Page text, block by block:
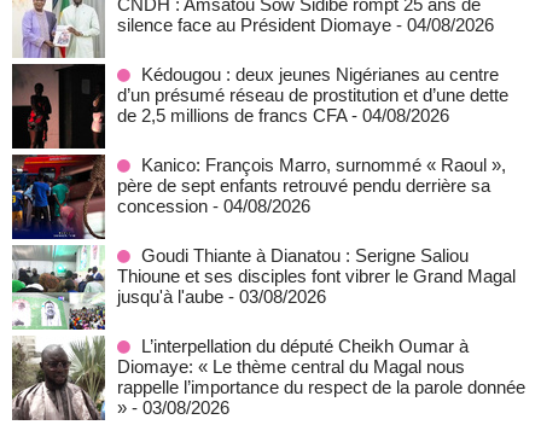
CNDH : Amsatou Sow Sidibé rompt 25 ans de
silence face au Président Diomaye - 04/08/2026
Kédougou : deux jeunes Nigérianes au centre
d’un présumé réseau de prostitution et d’une dette
de 2,5 millions de francs CFA - 04/08/2026
Kanico: François Marro, surnommé « Raoul »,
père de sept enfants retrouvé pendu derrière sa
concession - 04/08/2026
Goudi Thiante à Dianatou : Serigne Saliou
Thioune et ses disciples font vibrer le Grand Magal
jusqu'à l'aube - 03/08/2026
L’interpellation du député Cheikh Oumar à
Diomaye: « Le thème central du Magal nous
rappelle l’importance du respect de la parole donnée
» - 03/08/2026